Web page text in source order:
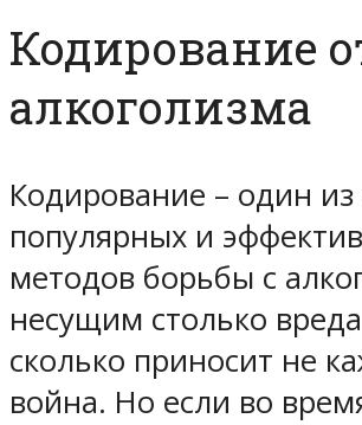
Кодирование
алкоголизма
Кодирование – один
популярных и
методов борьбы с
несущим столько
сколько приносит не
война. Но если во